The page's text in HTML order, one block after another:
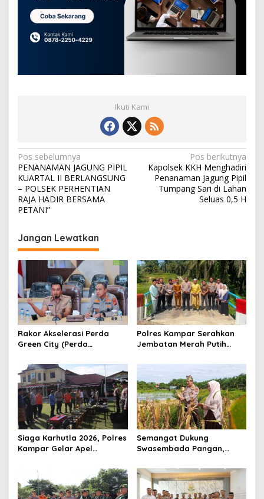
Ikuti Kami
N
a
v
i
a
s
i
p
o
s
Pos sebelumnya
PENANAMAN JAGUNG PIPIL
KUARTAL II BERLANGSUNG
– POLSEK PERHENTIAN
RAJA HADIR BERSAMA
PETANI”
Pos berikutnya
Kapolsek KKH Menghadiri
Penanaman Jagung Pipil
Tumpang Sari di Lahan
Seluas 0,5 H
Jangan Lewatkan
Rakor Akselerasi Perda
Green City (Perda
Pekanbaru Bersama Dinas
Lingkungan Hidup Kota
Pekanbaru dan Tim Pakar
Polres Kampar Serahkan
Jembatan Merah Putih
Warga Pulau Jambu Kuok
Siaga Karhutla 2026, Polres
Kampar Gelar Apel
Terkait
Semangat Dukung
Swasembada Pangan,
Langsung Panen Jagung di
Sendayan